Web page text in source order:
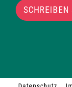
SCHREIBEN